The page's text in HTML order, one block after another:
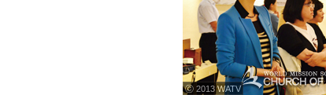
ⓒ 2013 WATV